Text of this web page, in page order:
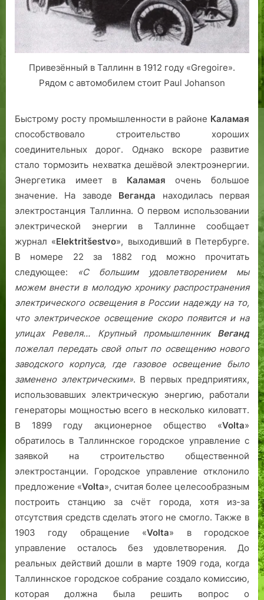
Привезённый в Таллинн в 1912 году «Gregoire».
Рядом с автомобилем стоит Paul Johanson
Быстрому росту промышленности в районе Каламая
способствовало строительство хороших
соединительных дорог. Однако вскоре развитие
стало тормозить нехватка дешёвой электроэнергии.
Энергетика имеет в Каламая очень большое
значение. На заводе Веганда находилась первая
электростанция Таллинна. О первом использовании
электрической энергии в Таллинне сообщает
журнал «Elektritšestvo», выходивший в Петербурге.
В номере 22 за 1882 год можно прочитать
следующее:
«С большим удовлетворением мы
можем внести в молодую хронику распространения
электрического освещения в России надежду на то,
что электрическое освещение скоро появится и на
улицах Ревеля… Крупный промышленник Веганд
пожелал передать свой опыт по освещению нового
заводского корпуса, где газовое освещение было
заменено электрическим». В первых предприятиях,
использовавших электрическую энергию, работали
генераторы мощностью всего в несколько киловатт.
В 1899 году акционерное общество «Volta»
обратилось в Таллиннское городское управление с
заявкой на строительство общественной
электростанции. Городское управление отклонило
предложение «Volta», считая более целесообразным
построить станцию за счёт города, хотя из-за
отсутствия средств сделать этого не смогло. Также в
1903 году обращение «Volta» в городское
управление осталось без удовлетворения. До
реальных действий дошли в марте 1909 года, когда
Таллиннское городское собрание создало комиссию,
которая должна была решить вопрос о